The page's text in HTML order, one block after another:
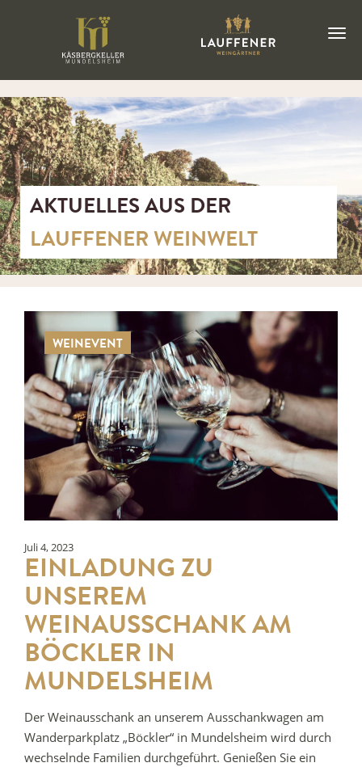
AKTUELLES AUS DER
LAUFFENER WEINWELT
WEINEVENT
Juli 4, 2023
EINLADUNG ZU
UNSEREM
WEINAUSSCHANK AM
BÖCKLER IN
MUNDELSHEIM
Der Weinausschank an unserem Ausschankwagen am
Wanderparkplatz „Böckler“ in Mundelsheim wird durch
wechselnde Familien durchgeführt. Genießen Sie ein